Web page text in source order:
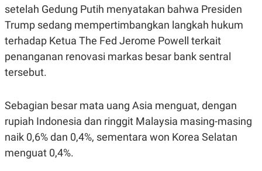
E
A
E
R
A
V
E
R
T
S
G
G
M
D
setelah Gedung Putih menyatakan bahwa Presiden
Trump sedang mempertimbangkan langkah hukum
terhadap Ketua The Fed Jerome Powell terkait
penanganan renovasi markas besar bank sentral
tersebut.
Sebagian besar mata uang Asia menguat, dengan
rupiah Indonesia dan ringgit Malaysia masing-masing
naik 0,6% dan 0,4%, sementara won Korea Selatan
menguat 0,4%.